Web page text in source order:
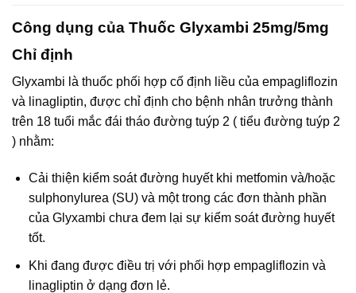
Công dụng của Thuốc Glyxambi 25mg/5mg
Chỉ định
Glyxambi là thuốc phối hợp cố định liều của empagliflozin
và linagliptin, được chỉ định cho bệnh nhân trưởng thành
trên 18 tuổi mắc đái tháo đường tuýp 2 ( tiểu đường tuýp 2
) nhằm:
Cải thiện kiểm soát đường huyết khi metfomin và/hoặc
sulphonylurea (SU) và một trong các đơn thành phần
của Glyxambi chưa đem lại sự kiểm soát đường huyết
tốt.
Khi đang được điều trị với phối hợp empagliflozin và
linagliptin ở dạng đơn lẻ.